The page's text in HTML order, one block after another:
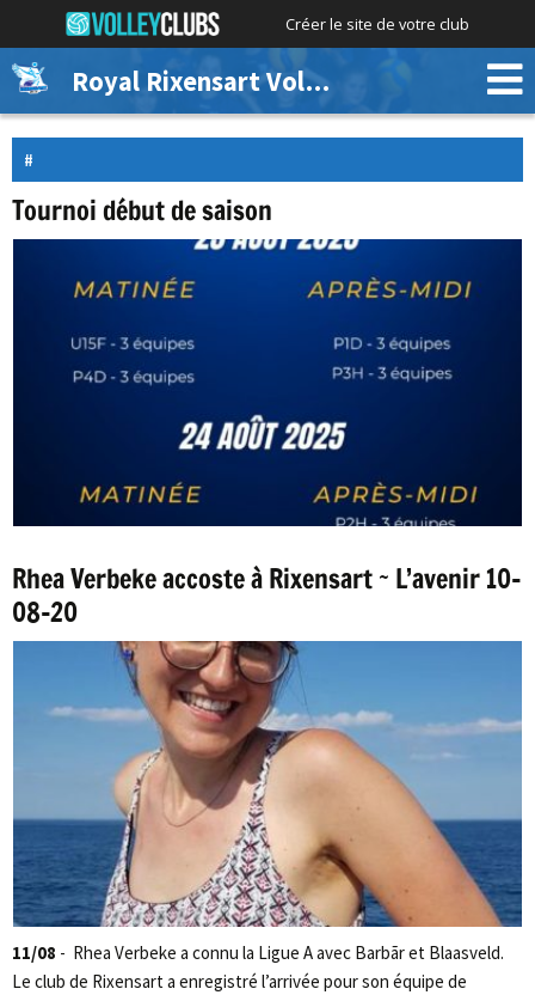
Créer le site de votre club
Royal Rixensart Volley
Tournoi début de saison
Rhea Verbeke accoste à Rixensart ~ L’avenir 10-
08-20
11/08 - Rhea Verbeke a connu la Ligue A avec Barbãr et Blaasveld.
Le club de Rixensart a enregistré l’arrivée pour son équipe de